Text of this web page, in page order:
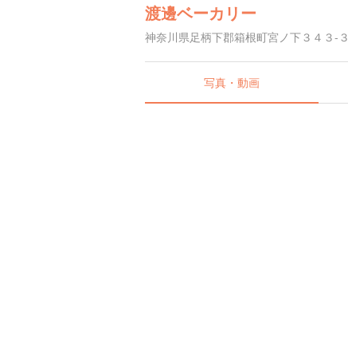
渡邊ベーカリー
神奈川県足柄下郡箱根町宮ノ下３４３-３
写真・動画